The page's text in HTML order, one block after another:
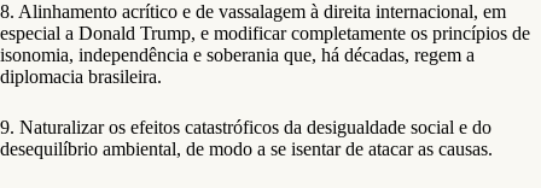
8. Alinhamento acrítico e de vassalagem à direita internacional, em
especial a Donald Trump, e modificar completamente os princípios de
isonomia, independência e soberania que, há décadas, regem a
diplomacia brasileira.
9. Naturalizar os efeitos catastróficos da desigualdade social e do
desequilíbrio ambiental, de modo a se isentar de atacar as causas.